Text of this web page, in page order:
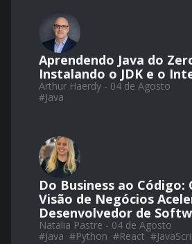
Aprendendo Java do
Instalando o JDK e o
Arthur Haerdy - 04 de Agosto
#Java
Do Business ao Código:
Visão de Negócios
Desenvolvedor de
Natalia Pastre - 04 de Agosto
#Java #Python #React #